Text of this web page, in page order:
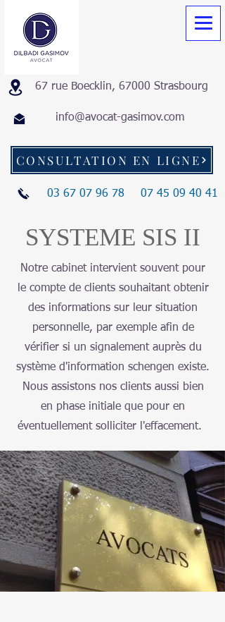
67 rue Boecklin, 67000 Strasbourg
03 67 07 96 78 07 45 09 40 41
info@avocat-gasimov.com
CONSULTATION EN LIGNE
SYSTEME SIS II
Notre cabinet intervient souvent pour
le compte de clients souhaitant obtenir
des informations sur leur situation
personnelle, par exemple afin de
vérifier si un signalement auprès du
système d'information schengen existe.
Nous assistons nos clients aussi bien
en phase initiale que pour en
éventuellement solliciter l'effacement.